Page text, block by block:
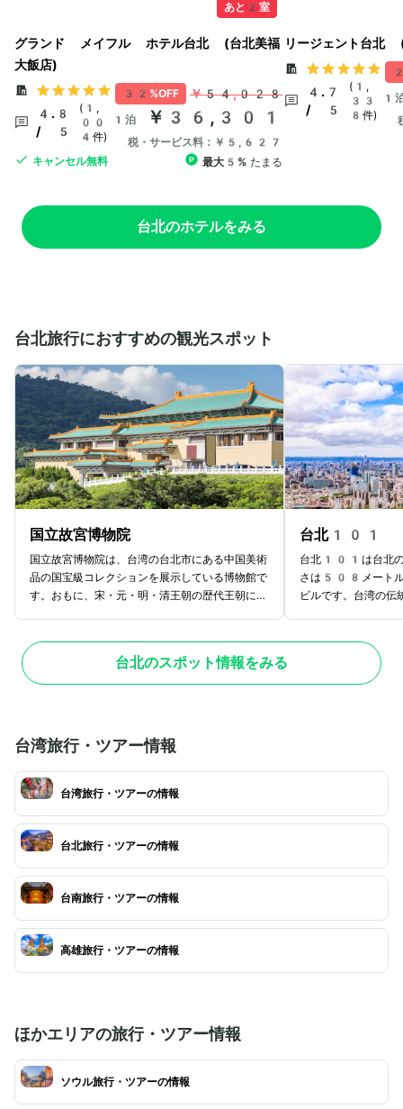
あと2室
グランド メイフル ホテル台北 (台北美福
大飯店)
4.8
/ 5
(1,
00
4件)
キャンセル無料
32%OFF ￥54,028
1泊 ￥36,301
税・サービス料：￥5,627
最大5% たまる
リージェント台北
4.7
/ 5
(1,
33
8件)
1
台北のホテルをみる
台北旅行におすすめの観光スポット
国立故宮博物院
国立故宮博物院は、台湾の台北市にある中国美術
品の国宝級コレクションを展示している博物館で
す。おもに、宋・元・明・清王朝の歴代王朝に関
の一つとしても知られています。故宮とは中国北
京の「紫禁城」のことを意味しており、もともと
紫禁城に保管されていた所蔵物を国内の戦火から
以上あると言われており、国立故宮博物院では、
そのうち約4000～5000点を定期的に
入れ替えながら常設展示されています。なかで
も、清朝第11皇帝の妃の嫁入り道具「翠玉白
雲龍紋套球」は必見です。
台北101
台北101は台北の
さは508メート
ビルです。台湾の伝
展望台などがある
いただけます。展
晴らしい景色を楽し
台北のスポット情報をみる
台湾旅行・ツアー情報
台湾旅行・ツアーの情報
台北旅行・ツアーの情報
台南旅行・ツアーの情報
高雄旅行・ツアーの情報
ほかエリアの旅行・ツアー情報
ソウル旅行・ツアーの情報